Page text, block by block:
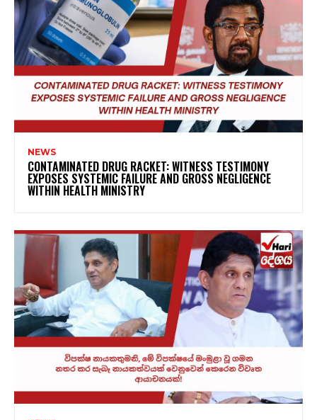
NEWS
CONTAMINATED DRUG RACKET: WITNESS TESTIMONY
EXPOSES SYSTEMIC FAILURE AND GROSS NEGLIGENCE
WITHIN HEALTH MINISTRY